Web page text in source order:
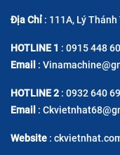
Địa Chỉ : 111A, Lý Thánh
HOTLINE 1 : 0915 448
Email :
HOTLINE 2 : 0932 640
Email :
Website :